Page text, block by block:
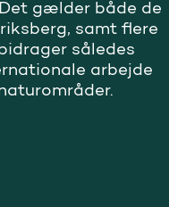
gælder både de
samt flere
således
arbejde